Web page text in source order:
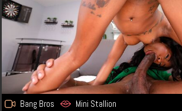
Bang Bros Mini Stallion